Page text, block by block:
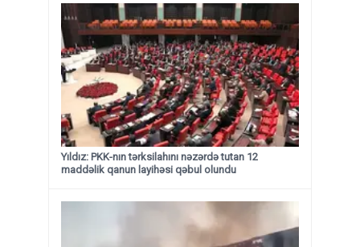
Yıldız: PKK-nın tərksilahını nəzərdə tutan 12
maddəlik qanun layihəsi qəbul olundu ​​​​​​​